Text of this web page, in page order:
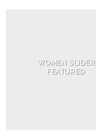
WOMEN SLIDER
FEATURED